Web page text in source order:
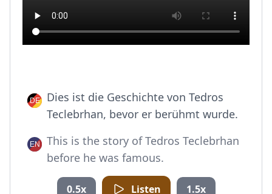
Dies ist die Geschichte von Tedros
Teclebrhan, bevor er berühmt wurde.
This is the story of Tedros Teclebrhan
before he was famous.
0.5x Listen 1.5x